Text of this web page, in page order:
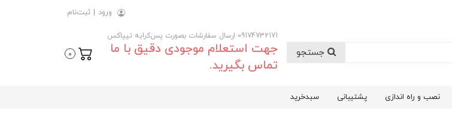
ورود | ثبت‌نام
09174732171 ارسال سفارشات بصورت پس‌کرایه تیپاکس
جهت استعلام موجودی دقیق با ما
تماس بگیرید.
0
نصب و راه اندازی پشتیبانی سبدخرید